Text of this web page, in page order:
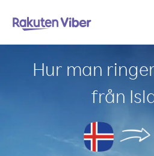
Hur man
från